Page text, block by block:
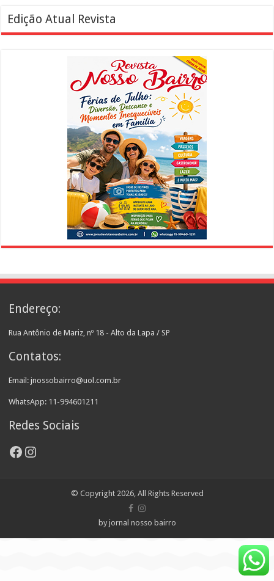
Edição Atual Revista
Endereço:
Rua Antônio de Mariz, nº 18 - Alto da Lapa / SP
Contatos:
Email: jnossobairro@uol.com.br
WhatsApp: 11-994601211
Redes Sociais
Facebook
Instagram
© Copyright 2026, All Rights Reserved
by jornal nosso bairro